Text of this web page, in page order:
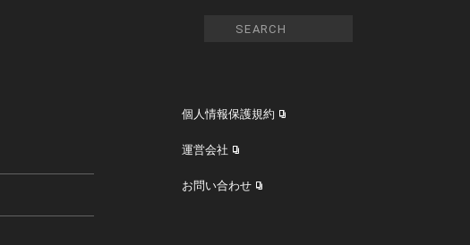
個人情報保護規約
運営会社
お問い合わせ